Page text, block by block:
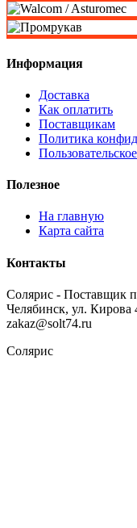
Информация
Доставка
Как оплатить
Поставщикам
Политика
Полезное
На главную
Карта сайта
Контакты
Солярис - Поставщик
Челябинск, ул. Кирова
zakaz@solt74.ru
Солярис